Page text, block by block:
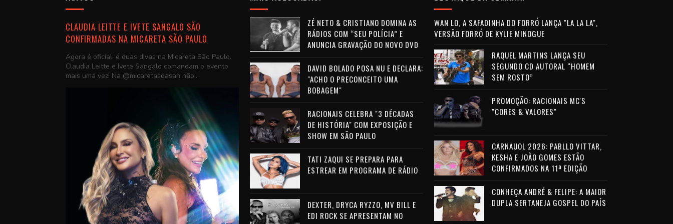
CLAUDIA LEITTE E IVETE SANGALO SÃO
CONFIRMADAS NA MICARETA SÃO PAULO
Agora é oficial: é duas divas na Micareta São Paulo.
Claudia Leitte e Ivete Sangalo comandam o evento
mais uma vez! Na @micaretasdasan não...
ZÉ NETO & CRISTIANO DOMINA AS
RÁDIOS COM “SEU POLÍCIA” E
ANUNCIA GRAVAÇÃO DO NOVO DVD
DAVID BOLADO POSA NU E DECLARA:
"ACHO O PRECONCEITO UMA
BOBAGEM"
RACIONAIS CELEBRA "3 DÉCADAS
DE HISTÓRIA" COM EXPOSIÇÃO E
SHOW EM SÃO PAULO
TATI ZAQUI SE PREPARA PARA
ESTREAR EM PROGRAMA DE RÁDIO
DEXTER, DRYCA RYZZO, MV BILL E
EDI ROCK SE APRESENTAM NO
WAN LO, A SAFADINHA DO FORRÓ LANÇA "LA LA LA",
VERSÃO FORRÓ DE KYLIE MINOGUE
RAQUEL MARTINS LANÇA SEU
SEGUNDO CD AUTORAL “HOMEM
SEM ROSTO”
PROMOÇÃO: RACIONAIS MC'S
"CORES & VALORES"
CARNAUOL 2026: PABLLO VITTAR,
KESHA E JOÃO GOMES ESTÃO
CONFIRMADOS NA 11ª EDIÇÃO
CONHEÇA ANDRÉ & FELIPE: A MAIOR
DUPLA SERTANEJA GOSPEL DO PAÍS